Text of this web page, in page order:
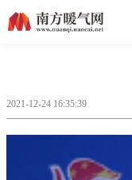
2021-12-24 16:35:39